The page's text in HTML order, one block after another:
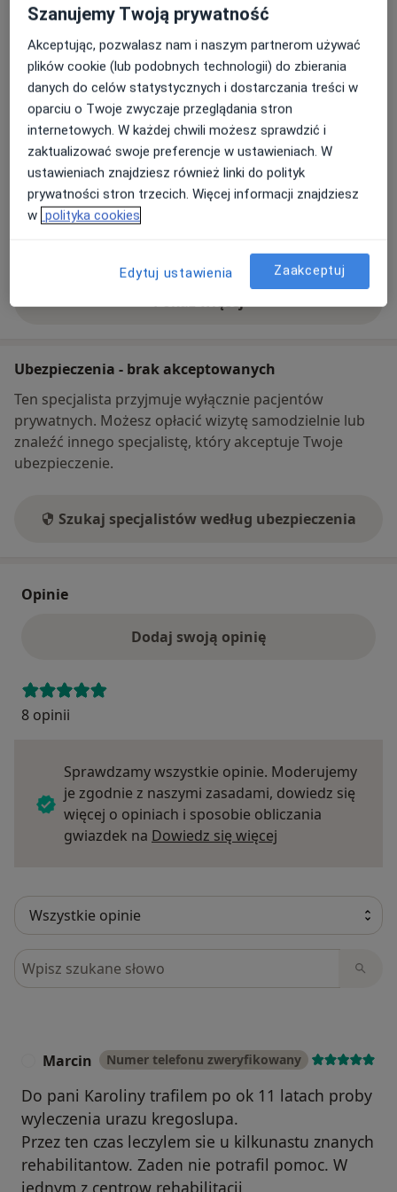
Adres
gabinet
72-006Mierzyn
Powiększ mapęotwiera się w nowej karcie
Dostępność
W tym gabinecie nie można umawiać wizyt przez
internet
Pokaż więcej
o adresie
Ubezpieczenia - brak akceptowanych
Ten specjalista przyjmuje wyłącznie pacjentów
prywatnych. Możesz opłacić wizytę samodzielnie lub
znaleźć innego specjalistę, który akceptuje Twoje
ubezpieczenie.
Szukaj specjalistów według ubezpieczenia
Opinie
Dodaj swoją opinię
8 opinii
Sprawdzamy wszystkie opinie. Moderujemy
je zgodnie z naszymi zasadami, dowiedz się
więcej o opiniach i sposobie obliczania
gwiazdek na Dowiedz się więcej
Szukaj w opiniach
Marcin Numer telefonu zweryfikowany
Do pani Karoliny trafilem po ok 11 latach proby
wyleczenia urazu kregoslupa.
Przez ten czas leczylem sie u kilkunastu znanych
rehabilitantow. Zaden nie potrafil pomoc. W
Szanujemy Twoją prywatność
Akceptując, pozwalasz nam i naszym partnerom używać
plików cookie (lub podobnych technologii) do zbierania
danych do celów statystycznych i dostarczania treści w
oparciu o Twoje zwyczaje przeglądania stron
internetowych. W każdej chwili możesz sprawdzić i
zaktualizować swoje preferencje w ustawieniach. W
ustawieniach znajdziesz również linki do polityk
prywatności stron trzecich. Więcej informacji znajdziesz
w polityka cookies
Edytuj ustawienia Zaakceptuj